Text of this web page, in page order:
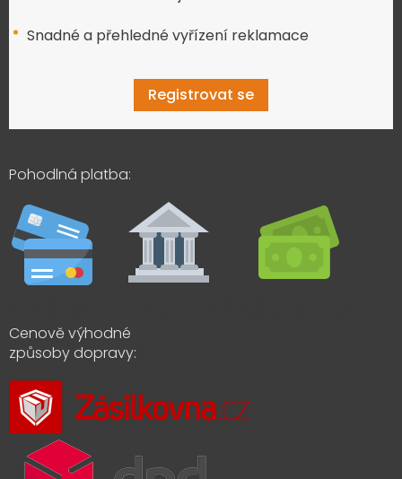
Snadné a přehledné vyřízení reklamace
Registrovat se
Pohodlná platba:
Cenově výhodné
způsoby dopravy: